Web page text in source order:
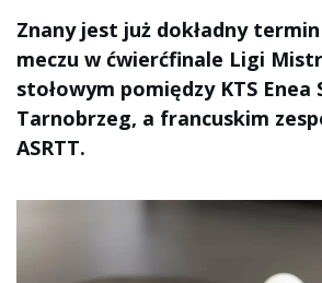
Znany jest już dokładny
meczu w ćwierćfinale Ligi
stołowym pomiędzy KTS Enea
Tarnobrzeg, a francuskim
ASRTT.